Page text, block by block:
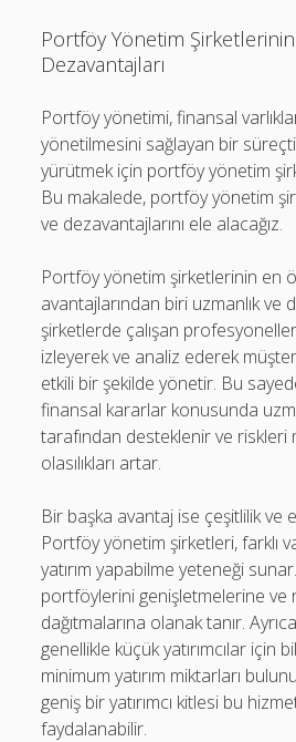
Portföy Yönetim Şirketlerinin
Dezavantajları
Portföy yönetimi, finansal
yönetilmesini sağlayan bir
yürütmek için portföy yönetim
Bu makalede, portföy yönetim
ve dezavantajlarını ele alacağız.
Portföy yönetim şirketlerinin en
avantajlarından biri uzmanlık ve
şirketlerde çalışan
izleyerek ve analiz ederek
etkili bir şekilde yönetir. Bu
finansal kararlar konusunda
tarafından desteklenir ve riskleri
olasılıkları artar.
Bir başka avantaj ise çeşitlilik ve
Portföy yönetim şirketleri, farklı
yatırım yapabilme yeteneği sunar.
portföylerini genişletmelerine ve
dağıtmalarına olanak tanır.
genellikle küçük yatırımcılar için
minimum yatırım miktarları
geniş bir yatırımcı kitlesi bu
faydalanabilir.